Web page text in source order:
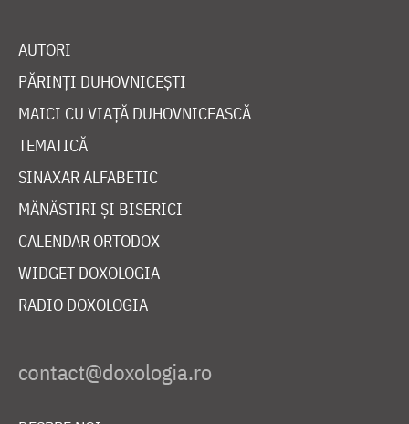
AUTORI
PĂRINȚI DUHOVNICEȘTI
MAICI CU VIAȚĂ DUHOVNICEASCĂ
TEMATICĂ
SINAXAR ALFABETIC
MĂNĂSTIRI ȘI BISERICI
CALENDAR ORTODOX
WIDGET DOXOLOGIA
RADIO DOXOLOGIA